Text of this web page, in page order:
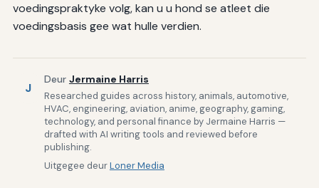
voedingspraktyke volg, kan u u hond se atleet die
voedingsbasis gee wat hulle verdien.
J
Deur Jermaine Harris
Researched guides across history, animals, automotive,
HVAC, engineering, aviation, anime, geography, gaming,
technology, and personal finance by Jermaine Harris —
drafted with AI writing tools and reviewed before
publishing.
Uitgegee deurLoner Media